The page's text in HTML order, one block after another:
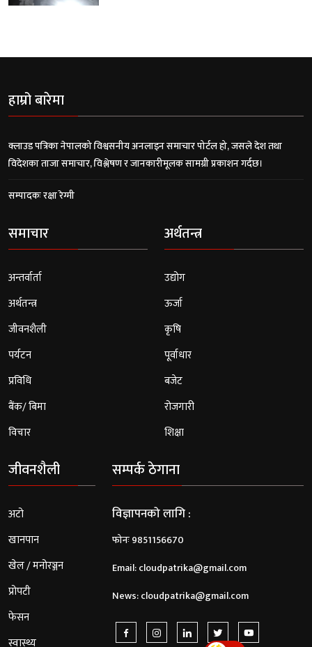
हाम्रो बारेमा
क्लाउड पत्रिका नेपालको विश्वसनीय अनलाइन समाचार पोर्टल हो, जसले देश तथा
विदेशका ताजा समाचार, विश्लेषण र जानकारीमूलक सामग्री प्रकाशन गर्दछ।
सम्पादकः रक्षा रेग्मी
समाचार
अन्तर्वार्ता
अर्थतन्त्र
जीवनशैली
पर्यटन
प्रविधि
बैंक/ बिमा
विचार
अर्थतन्त्र
उद्योग
ऊर्जा
कृषि
पूर्वाधार
बजेट
रोजगारी
शिक्षा
जीवनशैली
अटो
खानपान
खेल / मनोरञ्जन
प्रोपटी
फेसन
स्वास्थ्य
सम्पर्क ठेगाना
विज्ञापनको लागि :
फोनः 9851156670
Email:cloudpatrika@gmail.com
News:cloudpatrika@gmail.com